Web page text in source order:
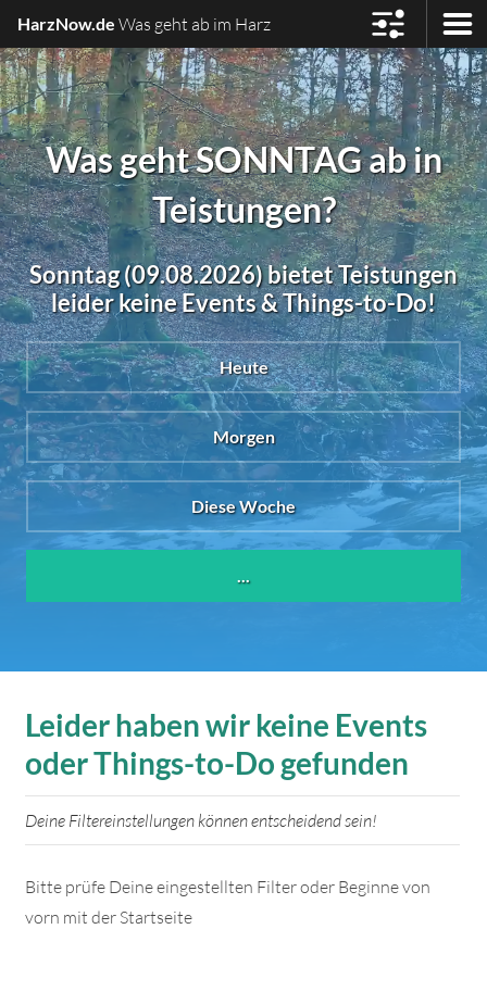
HarzNow.de Was geht ab im Harz
Was geht SONNTAG ab in
Teistungen?
Sonntag (09.08.2026) bietet Teistungen
leider keine Events & Things-to-Do!
Heute
Morgen
Diese Woche
Leider haben wir keine Events
oder Things-to-Do gefunden
Deine Filtereinstellungen können entscheidend sein!
Bitte prüfe Deine eingestellten Filter oder Beginne von
vorn mit der Startseite